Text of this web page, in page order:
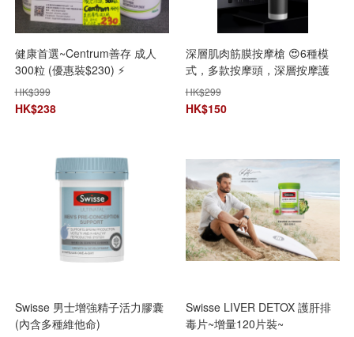
健康首選~Centrum善存 成人
300粒 (優惠裝$230) ⚡️
HK$399
HK$238
深層肌肉筋膜按摩槍 😍6種模
式，多款按摩頭，深層按摩護
理
HK$299
HK$150
Swisse 男士增強精子活力膠囊
(內含多種維他命)
Swisse LIVER DETOX 護肝排
毒片~增量120片裝~